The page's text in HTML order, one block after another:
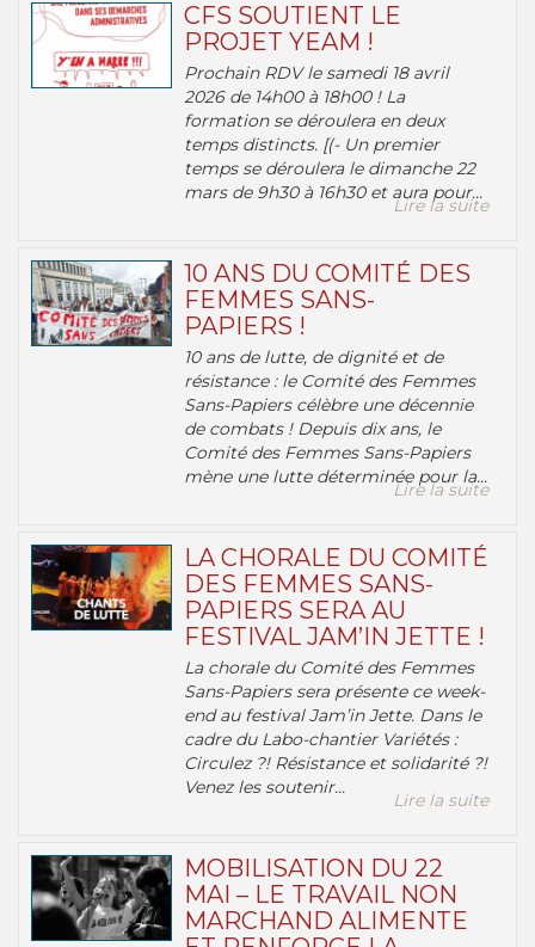
CFS SOUTIENT LE
PROJET YEAM !
Prochain RDV le samedi 18 avril
2026 de 14h00 à 18h00 ! La
formation se déroulera en deux
temps distincts. [(- Un premier
temps se déroulera le dimanche 22
mars de 9h30 à 16h30 et aura pour...
Lire la suite
10 ANS DU COMITÉ DES
FEMMES SANS-
PAPIERS !
10 ans de lutte, de dignité et de
résistance : le Comité des Femmes
Sans-Papiers célèbre une décennie
de combats ! Depuis dix ans, le
Comité des Femmes Sans-Papiers
mène une lutte déterminée pour la...
Lire la suite
LA CHORALE DU COMITÉ
DES FEMMES SANS-
PAPIERS SERA AU
FESTIVAL JAM’IN JETTE !
La chorale du Comité des Femmes
Sans-Papiers sera présente ce week-
end au festival Jam’in Jette. Dans le
cadre du Labo-chantier Variétés :
Circulez ?! Résistance et solidarité ?!
Venez les soutenir...
Lire la suite
MOBILISATION DU 22
MAI – LE TRAVAIL NON
MARCHAND ALIMENTE